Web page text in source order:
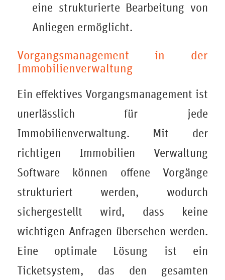
eine strukturierte Bearbeitung von
Anliegen ermöglicht.
Vorgangsmanagement in der
Immobilienverwaltung
Ein effektives Vorgangsmanagement ist
unerlässlich für jede
Immobilienverwaltung. Mit der
richtigen Immobilien Verwaltung
Software können offene Vorgänge
strukturiert werden, wodurch
sichergestellt wird, dass keine
wichtigen Anfragen übersehen werden.
Eine optimale Lösung ist ein
Ticketsystem, das den gesamten